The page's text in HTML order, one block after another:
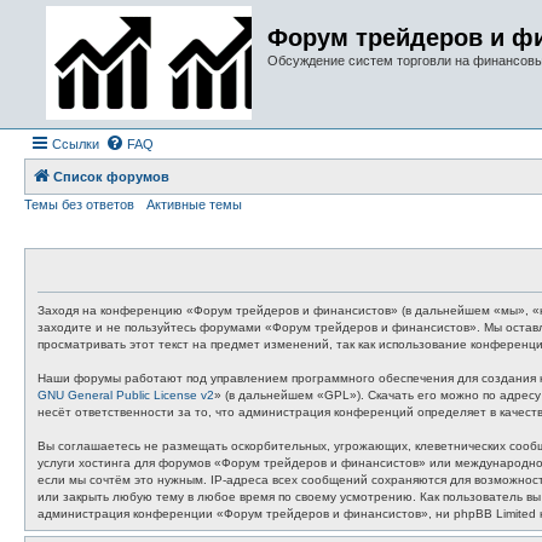
Форум трейдеров и
Обсуждение систем торговли на
Ссылки FAQ
Список форумов
Темы без ответов
Активные темы
Заходя на конференцию «Форум трейдеров и финансистов» (в дальнейшем «мы»,
заходите и не пользуйтесь форумами «Форум трейдеров и финансистов». Мы
просматривать этот текст на предмет изменений, так как использование
Наши форумы работают под управлением программного обеспечения для
GNU General Public License v2» (в дальнейшем «GPL»). Скачать его можно по адресу
несёт ответственности за то, что администрация конференций определяет в
Вы соглашаетесь не размещать оскорбительных, угрожающих, клеветнических
услуги хостинга для форумов «Форум трейдеров и финансистов» или
если мы сочтём это нужным. IP-адреса всех сообщений сохраняются для
или закрыть любую тему в любое время по своему усмотрению. Как пользователь
администрация конференции «Форум трейдеров и финансистов», ни phpBB Limited